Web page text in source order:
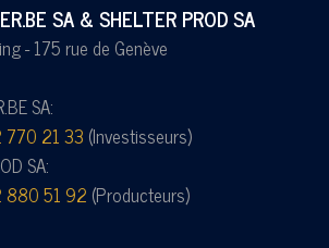
SA & SHELTER PROD SA
- 175 rue de Genève
SA:
770 21 33 (Investisseurs)
SA:
880 51 92 (Producteurs)